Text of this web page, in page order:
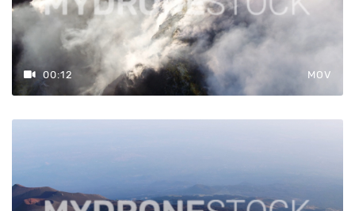
00:12 MOV